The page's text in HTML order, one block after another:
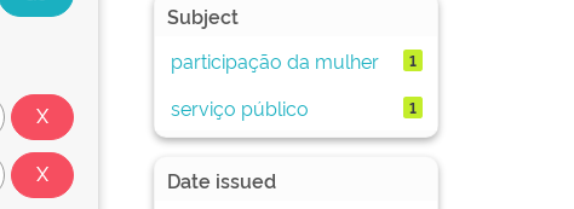
Subject
participação da mulher
1
serviço público 1
Date issued